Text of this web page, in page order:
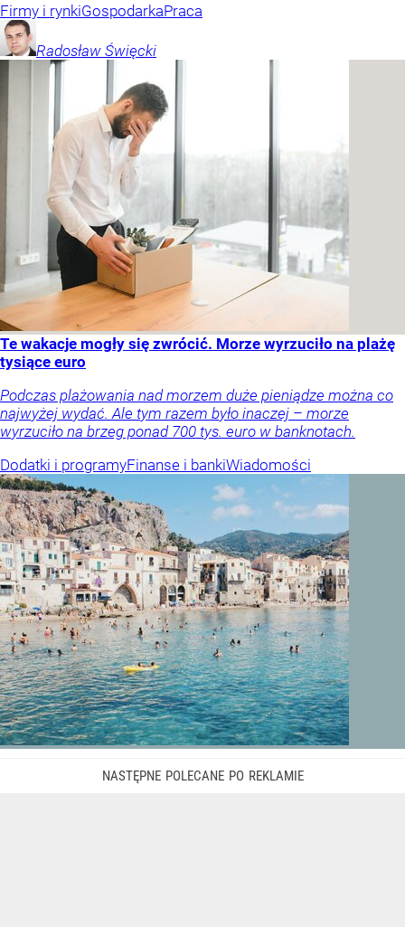
Firmy i rynkiGospodarkaPraca
Radosław Święcki
Te wakacje mogły się zwrócić. Morze wyrzuciło na plażę
tysiące euro
Podczas plażowania nad morzem duże pieniądze można co
najwyżej wydać. Ale tym razem było inaczej – morze
wyrzuciło na brzeg ponad 700 tys. euro w banknotach.
Dodatki i programyFinanse i bankiWiadomości